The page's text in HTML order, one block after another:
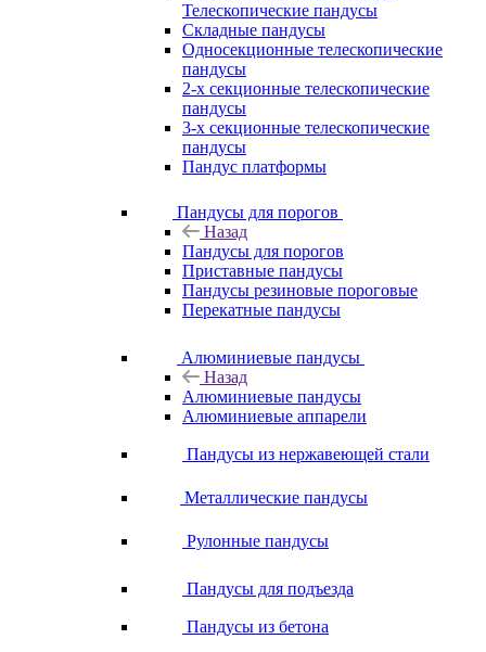
Телескопические пандусы
Складные пандусы
Односекционные телескопические
пандусы
2-х секционные телескопические
пандусы
3-х секционные телескопические
пандусы
Пандус платформы
Пандусы для порогов
Назад
Пандусы для порогов
Приставные пандусы
Пандусы резиновые пороговые
Перекатные пандусы
Алюминиевые пандусы
Назад
Алюминиевые пандусы
Алюминиевые аппарели
Пандусы из нержавеющей стали
Металлические пандусы
Рулонные пандусы
Пандусы для подъезда
Пандусы из бетона